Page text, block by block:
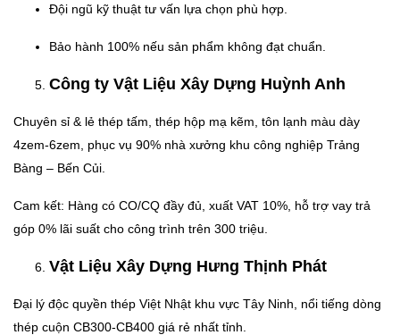
Đội ngũ kỹ thuật tư vấn lựa chọn phù hợp.
Bảo hành 100% nếu sản phẩm không đạt chuẩn.
Công ty Vật Liệu Xây Dựng Huỳnh Anh
Chuyên sỉ & lẻ thép tấm, thép hộp mạ kẽm, tôn lạnh màu dày
4zem-6zem, phục vụ 90% nhà xưởng khu công nghiệp Trảng
Bàng – Bến Củi.
Cam kết: Hàng có CO/CQ đầy đủ, xuất VAT 10%, hỗ trợ vay trả
góp 0% lãi suất cho công trình trên 300 triệu.
Vật Liệu Xây Dựng Hưng Thịnh Phát
Đại lý độc quyền thép Việt Nhật khu vực Tây Ninh, nổi tiếng dòng
thép cuộn CB300-CB400 giá rẻ nhất tỉnh.